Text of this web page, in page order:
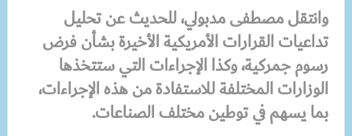
وانتقل مصطفى مدبولي، للحديث عن تحليل
تداعيات القرارات الأمريكية الأخيرة بشأن فرض
رسوم جمركية، وكذا الإجراءات التي ستتخذها
الوزارات المختلفة للاستفادة من هذه الإجراءات،
بما يسهم في توطين مختلف الصناعات.